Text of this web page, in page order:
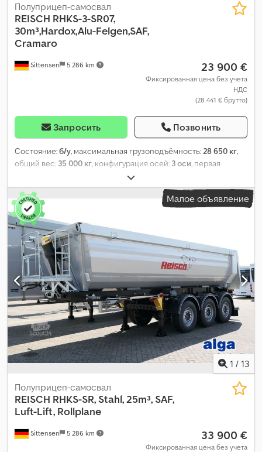
Sittensen 5 286 km
Полуприцеп-самосвал
REISCH RHKS-3-SR07,
30m³,Hardox,Alu-Felgen,SAF,
Cramaro
23 900 €
Фиксированная цена без учета
НДС
(28 441 € брутто)
Запросить Позвонить
Состояние:б/у, максимальная грузоподъёмность:28 650 кг,
общий вес: 35 000 кг, конфигурация осей: 3 оси, первая
, следующая проверка (TÜV):
длина грузового отсека:7 600 мм, ширина пространства для
загрузки:
, высота грузового отсека:1 700 мм, объем
грузового пространства:
ширина:2 550 мм, общая высота:
Малое объявление
1 / 13
Sittensen 5 286 km
Полуприцеп-самосвал
REISCH RHKS-SR, Stahl, 25m³, SAF,
Luft-Lift, Rollplane
33 900 €
Фиксированная цена без учета